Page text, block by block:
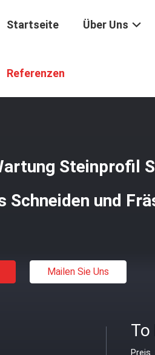
Startseite Über Uns
Referenzen
Steinprofil
Schneiden und
Mailen Sie Uns
To
Preis